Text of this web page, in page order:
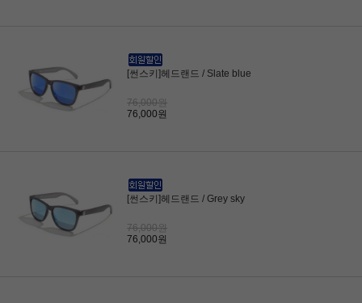
[썬스키]헤드랜드 / Slate blue
76,000원
76,000원
[썬스키]헤드랜드 / Grey sky
76,000원
76,000원